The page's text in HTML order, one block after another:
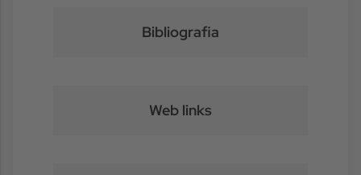
Bibliografia
Web links